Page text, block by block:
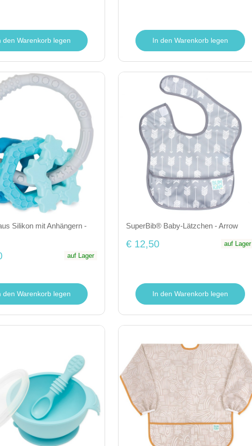
den Warenkorb legen In den Warenkorb legen
Silikon mit Anhängern -
auf Lager
den Warenkorb legen
SuperBib® Baby-Lätzchen - Arrow
€ 12,50 auf Lager
In den Warenkorb legen